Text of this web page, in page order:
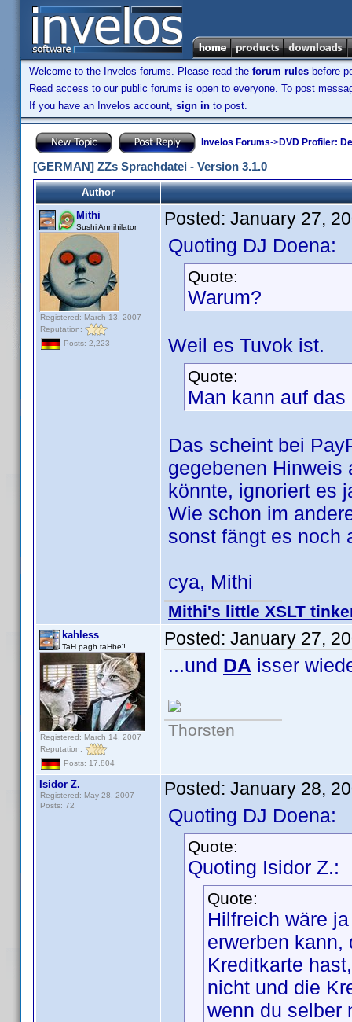
Welcome to the Invelos forums. Please read the forum rules before
Read access to our public forums is open to everyone. To post
If you have an Invelos account, sign in to post.
Invelos Forums->DVD Profiler:
[GERMAN] ZZs Sprachdatei - Version 3.1.0
Author
Mithi
Sushi Annihilator
Registered: March 13, 2007
Reputation:
Posts: 2,223
Posted: January 27,
Quoting DJ Doena:
Quote:
Warum?
Weil es Tuvok ist.
Quote:
Man kann auf
Das scheint bei
gegebenen Hinweis
könnte, ignoriert es
Wie schon im
sonst fängt es noch
cya, Mithi
Mithi's little XSLT
kahless
TaH pagh taHbe'!
Registered: March 14, 2007
Reputation:
Posts: 17,804
Posted: January 27,
...und DA isser
Thorsten
Isidor Z.
Registered: May 28, 2007
Posts: 72
Posted: January 28,
Quoting DJ Doena:
Quote:
Quoting Isidor Z.:
Quote:
Hilfreich wäre
erwerben kann,
Kreditkarte
nicht und die
wenn du selber